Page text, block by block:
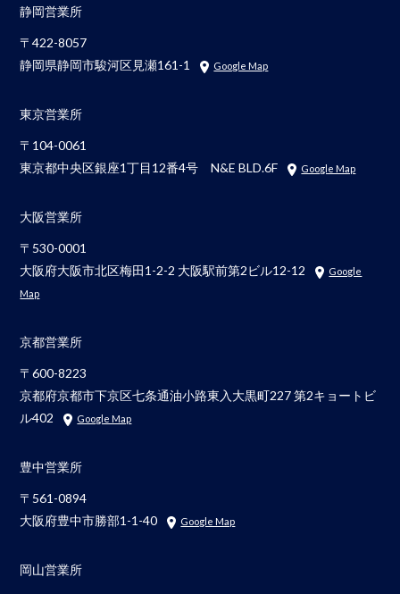
静岡営業所
〒422-8057
静岡県静岡市駿河区見瀬161-1
Google Map
東京営業所
〒104-0061
東京都中央区銀座1丁目12番4号 N&E BLD.6F
Google Map
大阪営業所
〒530-0001
大阪府大阪市北区梅田1-2-2 大阪駅前第2ビル12-12
Google
Map
京都営業所
〒600-8223
京都府京都市下京区七条通油小路東入大黒町227 第2キョートビ
ル402
Google Map
豊中営業所
〒561-0894
大阪府豊中市勝部1-1-40
Google Map
岡山営業所